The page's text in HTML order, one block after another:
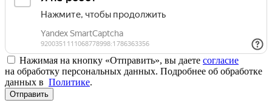
Нажимая на кнопку «Отправить», вы даете согласие
на обработку персональных данных. Подробнее об обработке
данных в Политике.
Отправить